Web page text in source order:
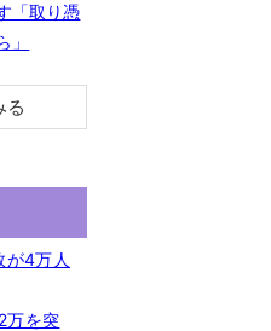
「取り憑
」
る
4万人
を突